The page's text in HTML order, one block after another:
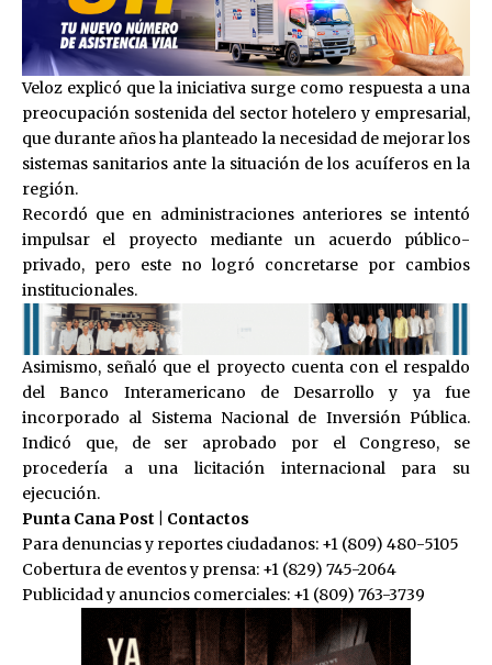
Veloz explicó que la iniciativa surge como respuesta a una
preocupación sostenida del sector hotelero y empresarial,
que durante años ha planteado la necesidad de mejorar los
sistemas sanitarios ante la situación de los acuíferos en la
región.
Recordó que en administraciones anteriores se intentó
impulsar el proyecto mediante un acuerdo público-
privado, pero este no logró concretarse por cambios
institucionales.
Asimismo, señaló que el proyecto cuenta con el respaldo
del Banco Interamericano de Desarrollo y ya fue
incorporado al Sistema Nacional de Inversión Pública.
Indicó que, de ser aprobado por el Congreso, se
procedería a una licitación internacional para su
ejecución.
Punta Cana Post | Contactos
Para denuncias y reportes ciudadanos: +1 (809) 480-5105
Cobertura de eventos y prensa: +1 (829) 745-2064
Publicidad y anuncios comerciales: +1 (809) 763-3739